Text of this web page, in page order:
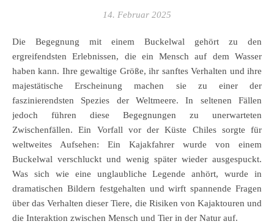
14. Februar 2025
Die Begegnung mit einem Buckelwal gehört zu den
ergreifendsten Erlebnissen, die ein Mensch auf dem Wasser
haben kann. Ihre gewaltige Größe, ihr sanftes Verhalten und ihre
majestätische Erscheinung machen sie zu einer der
faszinierendsten Spezies der Weltmeere. In seltenen Fällen
jedoch führen diese Begegnungen zu unerwarteten
Zwischenfällen. Ein Vorfall vor der Küste Chiles sorgte für
weltweites Aufsehen: Ein Kajakfahrer wurde von einem
Buckelwal verschluckt und wenig später wieder ausgespuckt.
Was sich wie eine unglaubliche Legende anhört, wurde in
dramatischen Bildern festgehalten und wirft spannende Fragen
über das Verhalten dieser Tiere, die Risiken von Kajaktouren und
die Interaktion zwischen Mensch und Tier in der Natur auf.